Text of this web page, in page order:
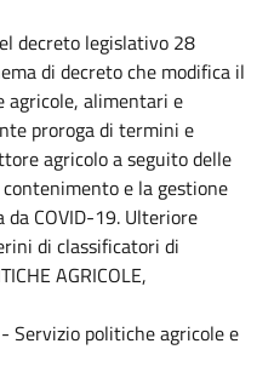
decreto legislativo 28
di decreto che modifica il
agricole, alimentari e
proroga di termini e
agricolo a seguito delle
e la gestione
da COVID-19. Ulteriore
di classificatori di
AGRICOLE,
politiche agricole e